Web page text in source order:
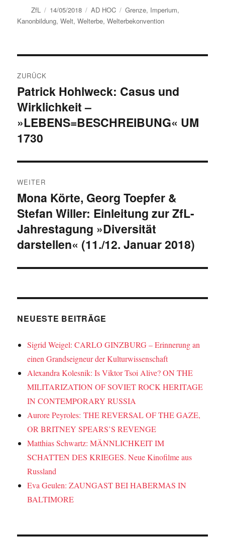
Autor
ZfL
Veröffentlicht
am
14/05/2018 Kategorien
AD HOC Schlagwörter
Grenze, Imperium,
Kanonbildung,Welt,Welterbe,Welterbekonvention
ZURÜCK
Vorheriger
Beitrag:
Patrick Hohlweck: Casus und
Wirklichkeit –
»LEBENS=BESCHREIBUNG« UM
1730
WEITER
Nächster
Beitrag:
Mona Körte, Georg Toepfer &
Stefan Willer: Einleitung zur ZfL-
Jahrestagung »Diversität
darstellen« (11./12. Januar 2018)
NEUESTE BEITRÄGE
Sigrid Weigel: CARLO GINZBURG – Erinnerung an
einen Grandseigneur der Kulturwissenschaft
Alexandra Kolesnik: Is Viktor Tsoi Alive? ON THE
MILITARIZATION OF SOVIET ROCK HERITAGE
IN CONTEMPORARY RUSSIA
Aurore Peyroles: THE REVERSAL OF THE GAZE,
OR BRITNEY SPEARS’S REVENGE
Matthias Schwartz: MÄNNLICHKEIT IM
SCHATTEN DES KRIEGES. Neue Kinofilme aus
Russland
Eva Geulen: ZAUNGAST BEI HABERMAS IN
BALTIMORE